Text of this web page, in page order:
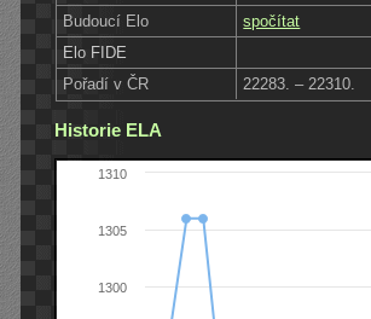
Budoucí Elo
spočítat
Elo FIDE
Pořadí v ČR
22283. – 22310.
Historie ELA
1300
1305
1310